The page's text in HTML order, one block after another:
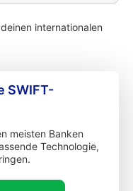
internationalen
SWIFT-
meisten Banken
Technologie,